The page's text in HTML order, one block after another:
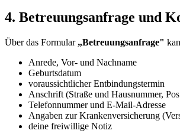
4. Betreuungsanfrage und
Über das Formular „Betreuungsanfrage"
Anrede, Vor- und Nachname
Geburtsdatum
voraussichtlicher Entbindungstermin
Anschrift (Straße und Hausnummer,
Telefonnummer und E-Mail-Adresse
Angaben zur Krankenversicherung
deine freiwillige Notiz